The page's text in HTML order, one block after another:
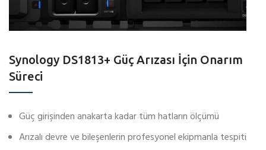
Synology DS1813+ Güç Arızası İçin Onarım
Süreci
Güç girişinden anakarta kadar tüm hatların ölçümü
Arızalı devre ve bileşenlerin profesyonel ekipmanla tespiti